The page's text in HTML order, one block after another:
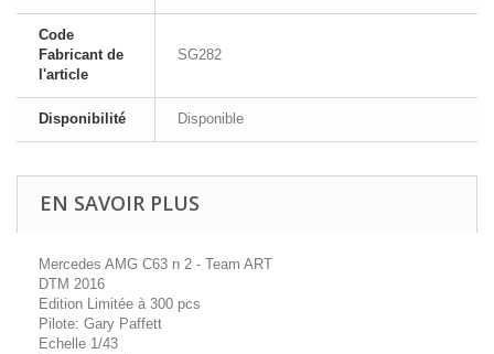
Code
Fabricant de
l'article
SG282
Disponibilité Disponible
EN SAVOIR PLUS
Mercedes AMG C63 n 2 - Team ART
DTM 2016
Edition Limitée à 300 pcs
Pilote: Gary Paffett
Echelle 1/43